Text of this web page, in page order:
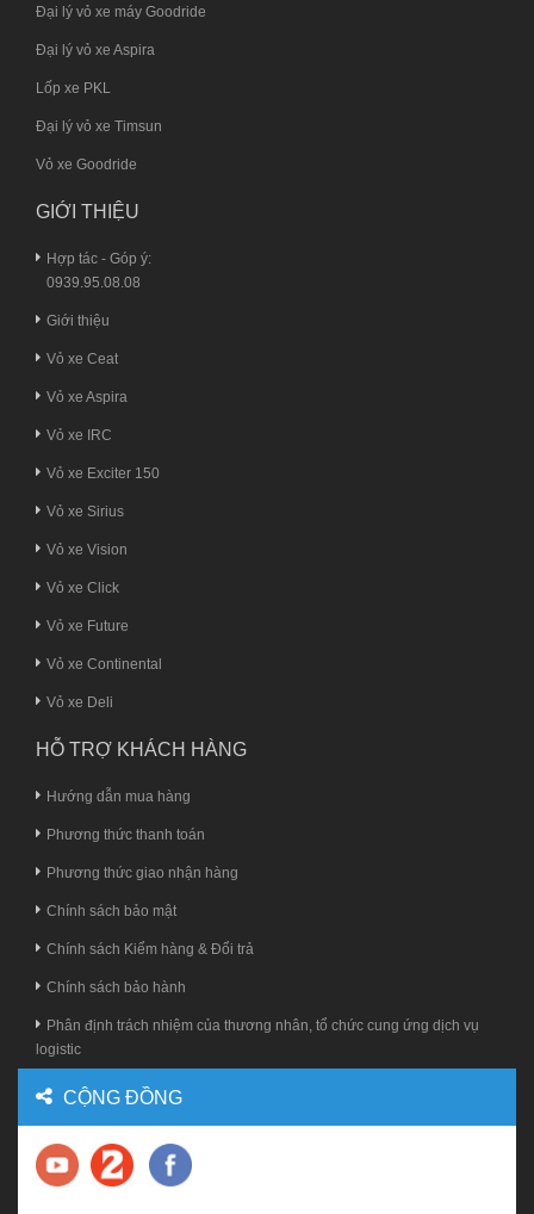
Đại lý vỏ xe máy Goodride
Đại lý vỏ xe Aspira
Lốp xe PKL
Đại lý vỏ xe Timsun
Vỏ xe Goodride
GIỚI THIỆU
Hợp tác - Góp ý:
0939.95.08.08
Giới thiệu
Vỏ xe Ceat
Vỏ xe Aspira
Vỏ xe IRC
Vỏ xe Exciter 150
Vỏ xe Sirius
Vỏ xe Vision
Vỏ xe Click
Vỏ xe Future
Vỏ xe Continental
Vỏ xe Deli
HỖ TRỢ KHÁCH HÀNG
Hướng dẫn mua hàng
Phương thức thanh toán
Phương thức giao nhận hàng
Chính sách bảo mật
Chính sách Kiểm hàng & Đổi trả
Chính sách bảo hành
Phân định trách nhiệm của thương nhân, tổ chức cung ứng dịch vụ
logistic
CỘNG ĐỒNG